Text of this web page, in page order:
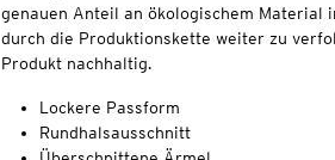
genauen Anteil an ökologischem Material
durch die Produktionskette weiter zu
Produkt nachhaltig.
Lockere Passform
Rundhalsausschnitt